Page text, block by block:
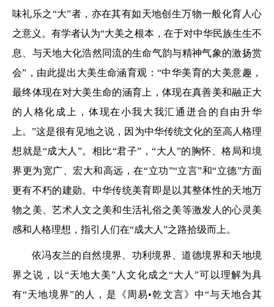
味礼乐之“大”者，亦在其有如天地创生万物一般化育人心
之意义。有学者认为“大美之根本，在于对中华民族生生不
息、与天地大化浩然同流的生命气韵与精神气象的激扬赏
会”，由此提出大美生命涵育观：“中华美育的大美意趣，
最终体现在对大美生命的涵育上，体现在真善美和融正大
的人格化成上，体现在小我大我汇通迸合的自由升华
上。”这是很有见地之说，因为中华传统文化的至高人格理
想就是“成大人”。相比“君子”，“大人”的胸怀、格局和境
界更为宽广、宏大和高远，在“立功”“立言”和“立德”方面
更有不朽的建勋。中华传统美育即是以其整体性的天地万
物之美、艺术人文之美和生活礼俗之美等激发人的心灵美
感和人格理想，指引人们在“成大人”之路拾级而上。
依冯友兰的自然境界、功利境界、道德境界和天地境
界之说，以“天地大美”人文化成之“大人”可以理解为具
有“天地境界”的人，是《周易•乾文言》中“与天地合其